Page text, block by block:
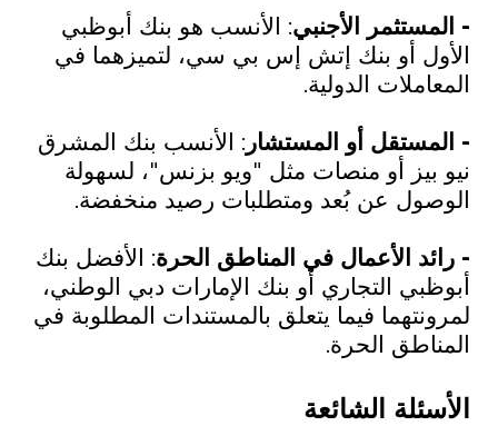
- المستثمر الأجنبي: الأنسب هو بنك أبوظبي
الأول أو بنك إتش إس بي سي، لتميزهما في
المعاملات الدولية.
- المستقل أو المستشار : الأنسب بنك المشرق
نيو بيز أو منصات مثل "ويو بزنس"، لسهولة
الوصول عن بُعد ومتطلبات رصيد منخفضة.
- رائد الأعمال في المناطق الحرة: الأفضل بنك
أبوظبي التجاري أو بنك الإمارات دبي الوطني،
لمرونتهما فيما يتعلق بالمستندات المطلوبة في
المناطق الحرة.
الأسئلة الشائعة